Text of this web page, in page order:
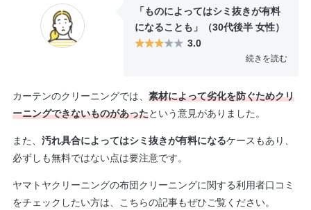
やつは劣化があるためクリーニン
グできませんという形で帰ってき
たのでどんなカーテンでも対応可
能というわけではないようです。
「ものによってはシミ抜きが有料
になることも」（30代後半 女性）
3.0
すが、セーターの裾についていた
泥汚れが追加料金がかかると言わ
れました。500円ほど払ってお願い
してきれいにしてもらえたので、
仕上がりは満足でしたが、無料だ
なりました。
続きを読む
カーテンのクリーニングでは、 素材によって劣化を防ぐためクリ
ーニングできないものがあったという意見がありました。
また、 汚れ具合によってはシミ抜きが有料になるケースもあり、
必ずしも無料ではない点は要注意です。
ヤマトヤクリーニングの布団クリーニングに関する利用者口コミ
をチェックしたい方は、こちらの記事もぜひご覧ください。